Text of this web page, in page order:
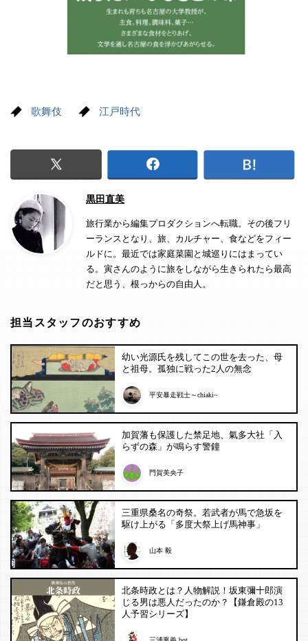
歌舞伎 江戸時代
黒田直美
旅行業から編集プロダクションへ転職。その後フリ
ーランスとなり、旅、カルチャー、食などをフィー
ルドに。最近では家庭菜園と城巡りにはまってい
る。寅さんのように旅をしながら生きられたら最高
だと思う、根っからの自由人。
担当スタッフのおすすめ
幼い光源氏を残してこの世を去った、母
と祖母。孤独に戦った2人の無念
平安暴走戦士～chiaki~
加賀藩も保護した禁足地、氣多大社「入
らずの森」が鳴らす警鐘
門賀美央子
三重県桑名の奇祭。若武者が馬で急坂を
駆け上がる「多度大祭上げ馬神事」
山本 毅
北条時政とは？人物解説！坂東彌十郎演
じる男は悪人だったのか？【鎌倉殿の13
人予習シリーズ】